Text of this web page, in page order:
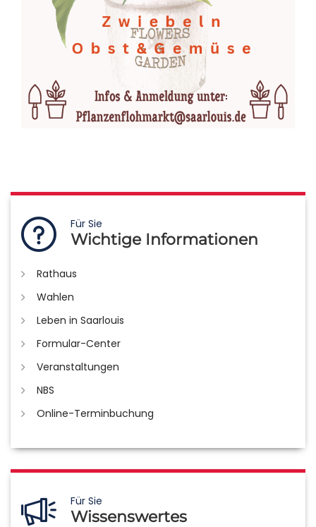
Für Sie
Wichtige Informationen
Rathaus
Wahlen
Leben in Saarlouis
Formular-Center
Veranstaltungen
NBS
Online-Terminbuchung
Für Sie
Wissenswertes